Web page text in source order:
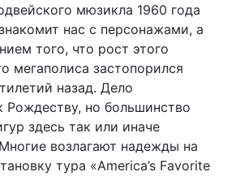
мюзикла 1960 года
нас с персонажами, а
того, что рост этого
мегаполиса застопорился
назад. Дело
Рождеству, но большинство
здесь так или иначе
возлагают надежды на
тура «America’s Favorite